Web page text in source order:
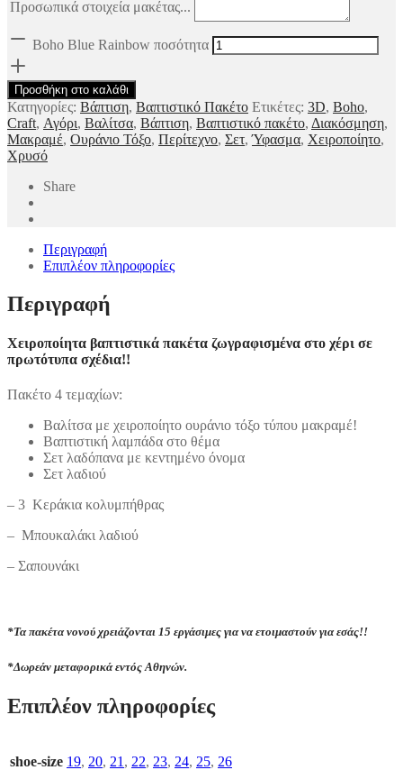
Προσωπικά στοιχεία μακέτας...
Boho Blue Rainbow ποσότητα
Προσθήκη στο καλάθι
Κατηγορίες: Βάπτιση, Βαπτιστικό Πακέτο Ετικέτες: 3D, Boho,
Craft, Αγόρι, Βαλίτσα, Βάπτιση, Βαπτιστικό πακέτο, Διακόσμηση,
Μακραμέ, Ουράνιο Τόξο, Περίτεχνο, Σετ,Ύφασμα, Χειροποίητο,
Χρυσό
Share
Περιγραφή
Επιπλέον πληροφορίες
Περιγραφή
Χειροποίητα βαπτιστικά πακέτα ζωγραφισμένα στο χέρι σε
πρωτότυπα σχέδια!!
Πακέτo 4 τεμαχίων:
Βαλίτσα με χειροποίητo ουράνιο τόξο τύπου μακραμέ!
Βαπτιστική λαμπάδα στο θέμα
Σετ λαδόπανα με κεντημένο όνομα
Σετ λαδιού
– 3 Κεράκια κολυμπήθρας
– Μπουκαλάκι λαδιού
– Σαπουνάκι
*Τα πακέτα νονού χρειάζονται 15 εργάσιμες για να ετοιμαστούν για εσάς!!
*Δωρεάν μεταφορικά εντός Αθηνών.
Επιπλέον πληροφορίες
shoe-size 19, 20, 21 , 22, 23, 24, 25, 26